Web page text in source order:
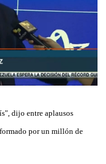
dijo entre aplausos
por un millón de